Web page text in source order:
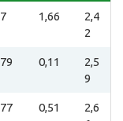
1,66
2,4
2
0,11
2,5
9
0,51
2,6